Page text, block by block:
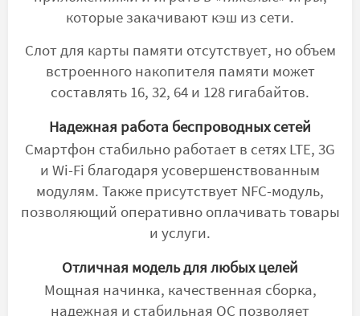
которые закачивают кэш из сети.
Слот для карты памяти отсутствует, но объем
встроенного накопителя памяти может
составлять 16, 32, 64 и 128 гигабайтов.
Надежная работа беспроводных сетей
Смартфон стабильно работает в сетях LTE, 3G
и Wi-Fi благодаря усовершенствованным
модулям. Также присутствует NFC-модуль,
позволяющий оперативно оплачивать товары
и услуги.
Отличная модель для любых целей
Мощная начинка, качественная сборка,
надежная и стабильная ОС позволяет